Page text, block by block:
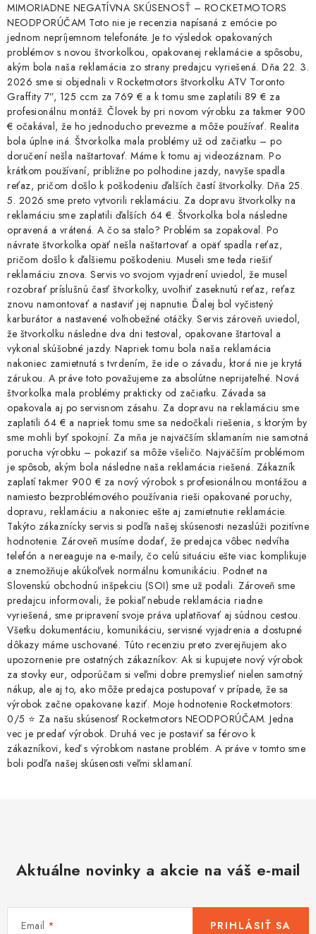
MIMORIADNE NEGATÍVNA SKÚSENOSŤ – ROCKETMOTORS
NEODPORÚČAM Toto nie je recenzia napísaná z emócie po
jednom nepríjemnom telefonáte. Je to výsledok opakovaných
problémov s novou štvorkolkou, opakovanej reklamácie a spôsobu,
akým bola naša reklamácia zo strany predajcu vyriešená. Dňa 22. 3.
2026 sme si objednali v Rocketmotors štvorkolku ATV Toronto
Graffity 7”, 125 ccm za 769 € a k tomu sme zaplatili 89 € za
profesionálnu montáž. Človek by pri novom výrobku za takmer 900
€ očakával, že ho jednoducho prevezme a môže používať. Realita
bola úplne iná. Štvorkolka mala problémy už od začiatku – po
doručení nešla naštartovať. Máme k tomu aj videozáznam. Po
krátkom používaní, približne po polhodine jazdy, navyše spadla
reťaz, pričom došlo k poškodeniu ďalších častí štvorkolky. Dňa 25.
5. 2026 sme preto vytvorili reklamáciu. Za dopravu štvorkolky na
reklamáciu sme zaplatili ďalších 64 €. Štvorkolka bola následne
opravená a vrátená. A čo sa stalo? Problém sa zopakoval. Po
návrate štvorkolka opäť nešla naštartovať a opäť spadla reťaz,
pričom došlo k ďalšiemu poškodeniu. Museli sme teda riešiť
reklamáciu znova. Servis vo svojom vyjadrení uviedol, že musel
rozobrať príslušnú časť štvorkolky, uvoľniť zaseknutú reťaz, reťaz
znovu namontovať a nastaviť jej napnutie. Ďalej bol vyčistený
karburátor a nastavené voľnobežné otáčky. Servis zároveň uviedol,
že štvorkolku následne dva dni testoval, opakovane štartoval a
vykonal skúšobné jazdy. Napriek tomu bola naša reklamácia
nakoniec zamietnutá s tvrdením, že ide o závadu, ktorá nie je krytá
zárukou. A práve toto považujeme za absolútne neprijateľné. Nová
štvorkolka mala problémy prakticky od začiatku. Závada sa
opakovala aj po servisnom zásahu. Za dopravu na reklamáciu sme
zaplatili 64 € a napriek tomu sme sa nedočkali riešenia, s ktorým by
sme mohli byť spokojní. Za mňa je najväčším sklamaním nie samotná
porucha výrobku – pokaziť sa môže všeličo. Najväčším problémom
je spôsob, akým bola následne naša reklamácia riešená. Zákazník
zaplatí takmer 900 € za nový výrobok s profesionálnou montážou a
namiesto bezproblémového používania rieši opakované poruchy,
dopravu, reklamáciu a nakoniec ešte aj zamietnutie reklamácie.
Takýto zákaznícky servis si podľa našej skúsenosti nezaslúži pozitívne
hodnotenie. Zároveň musíme dodať, že predajca vôbec nedvíha
telefón a nereaguje na e-maily, čo celú situáciu ešte viac komplikuje
a znemožňuje akúkoľvek normálnu komunikáciu. Podnet na
Slovenskú obchodnú inšpekciu (SOI) sme už podali. Zároveň sme
predajcu informovali, že pokiaľ nebude reklamácia riadne
vyriešená, sme pripravení svoje práva uplatňovať aj súdnou cestou.
Všetku dokumentáciu, komunikáciu, servisné vyjadrenia a dostupné
dôkazy máme uschované. Túto recenziu preto zverejňujem ako
upozornenie pre ostatných zákazníkov: Ak si kupujete nový výrobok
za stovky eur, odporúčam si veľmi dobre premyslieť nielen samotný
nákup, ale aj to, ako môže predajca postupovať v prípade, že sa
výrobok začne opakovane kaziť. Moje hodnotenie Rocketmotors:
0/5 ⭐ Za našu skúsenosť Rocketmotors NEODPORÚČAM. Jedna
vec je predať výrobok. Druhá vec je postaviť sa férovo k
zákazníkovi, keď s výrobkom nastane problém. A práve v tomto sme
boli podľa našej skúsenosti veľmi sklamaní.
Aktuálne novinky a akcie na váš e-mail
Email PRIHLÁSIŤ SA